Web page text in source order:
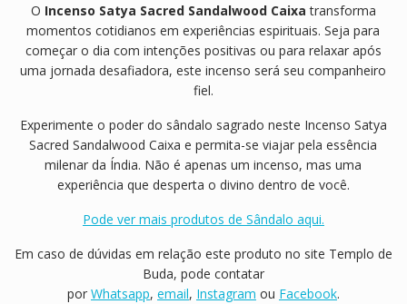
O Incenso Satya Sacred Sandalwood Caixa transforma
momentos cotidianos em experiências espirituais. Seja para
começar o dia com intenções positivas ou para relaxar após
uma jornada desafiadora, este incenso será seu companheiro
fiel.
Experimente o poder do sândalo sagrado neste Incenso Satya
Sacred Sandalwood Caixa e permita-se viajar pela essência
milenar da Índia. Não é apenas um incenso, mas uma
experiência que desperta o divino dentro de você.
Pode ver mais produtos de Sândalo aqui.
Em caso de dúvidas em relação este produto no site Templo de
Buda, pode contatar
por Whatsapp, email, Instagram ou Facebook.